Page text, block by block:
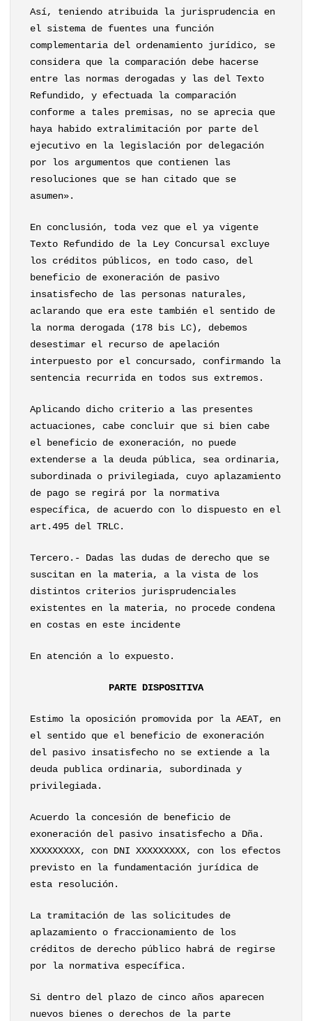
Así, teniendo atribuida la jurisprudencia en
el sistema de fuentes una función
complementaria del ordenamiento jurídico, se
considera que la comparación debe hacerse
entre las normas derogadas y las del Texto
Refundido, y efectuada la comparación
conforme a tales premisas, no se aprecia que
haya habido extralimitación por parte del
ejecutivo en la legislación por delegación
por los argumentos que contienen las
resoluciones que se han citado que se
asumen».
En conclusión, toda vez que el ya vigente
Texto Refundido de la Ley Concursal excluye
los créditos públicos, en todo caso, del
beneficio de exoneración de pasivo
insatisfecho de las personas naturales,
aclarando que era este también el sentido de
la norma derogada (178 bis LC), debemos
desestimar el recurso de apelación
interpuesto por el concursado, confirmando la
sentencia recurrida en todos sus extremos.
Aplicando dicho criterio a las presentes
actuaciones, cabe concluir que si bien cabe
el beneficio de exoneración, no puede
extenderse a la deuda pública, sea ordinaria,
subordinada o privilegiada, cuyo aplazamiento
de pago se regirá por la normativa
específica, de acuerdo con lo dispuesto en el
art.495 del TRLC.
Tercero.- Dadas las dudas de derecho que se
suscitan en la materia, a la vista de los
distintos criterios jurisprudenciales
existentes en la materia, no procede condena
en costas en este incidente
En atención a lo expuesto.
PARTE DISPOSITIVA
Estimo la oposición promovida por la AEAT, en
el sentido que el beneficio de exoneración
del pasivo insatisfecho no se extiende a la
deuda publica ordinaria, subordinada y
privilegiada.
Acuerdo la concesión de beneficio de
exoneración del pasivo insatisfecho a Dña.
XXXXXXXXX, con DNI XXXXXXXXX, con los efectos
previsto en la fundamentación jurídica de
esta resolución.
La tramitación de las solicitudes de
aplazamiento o fraccionamiento de los
créditos de derecho público habrá de regirse
por la normativa específica.
Si dentro del plazo de cinco años aparecen
nuevos bienes o derechos de la parte